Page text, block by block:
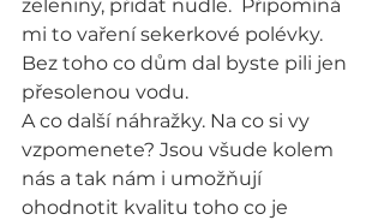
zeleniny, přidat nudle.  Připomíná
mi to vaření sekerkové polévky.
Bez toho co dům dal byste pili jen
přesolenou vodu.
A co další náhražky. Na co si vy
vzpomenete? Jsou všude kolem
nás a tak nám i umožňují
ohodnotit kvalitu toho co je